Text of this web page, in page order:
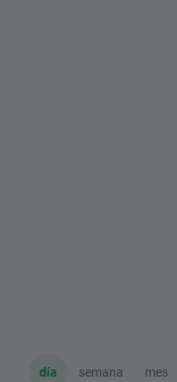
día semana mes